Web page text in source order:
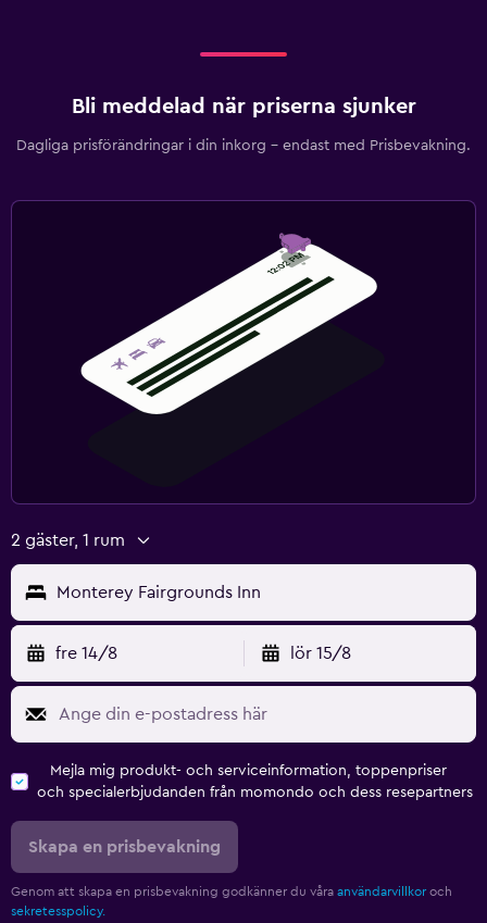
Bli meddelad när priserna sjunker
Dagliga prisförändringar i din inkorg – endast med Prisbevakning.
2 gäster, 1 rum
Monterey Fairgrounds Inn
fre 14/8 lör 15/8
Mejla mig produkt- och serviceinformation, toppenpriser
och specialerbjudanden från momondo och dess resepartners
Skapa en prisbevakning
Genom att skapa en prisbevakning godkänner du våra användarvillkor och
sekretesspolicy.